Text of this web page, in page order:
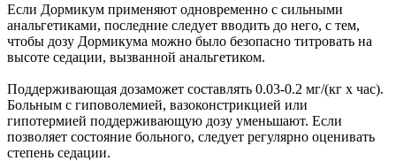
Если Дормикум применяют одновременно с сильными
анальгетиками, последние следует вводить до него, с тем,
чтобы дозу Дормикума можно было безопасно титровать на
высоте седации, вызванной анальгетиком.
Поддерживающая дозаможет составлять 0.03-0.2 мг/(кг х час).
Больным с гиповолемией, вазоконстрикцией или
гипотермией поддерживающую дозу уменьшают. Если
позволяет состояние больного, следует регулярно оценивать
степень седации.